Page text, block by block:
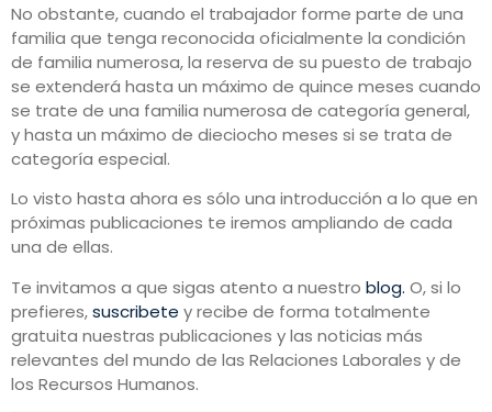
No obstante, cuando el trabajador forme parte de una
familia que tenga reconocida oficialmente la condición
de familia numerosa, la reserva de su puesto de trabajo
se extenderá hasta un máximo de quince meses cuando
se trate de una familia numerosa de categoría general,
y hasta un máximo de dieciocho meses si se trata de
categoría especial.
Lo visto hasta ahora es sólo una introducción a lo que en
próximas publicaciones te iremos ampliando de cada
una de ellas.
Te invitamos a que sigas atento a nuestro blog. O, si lo
prefieres,suscribete y recibe de forma totalmente
gratuita nuestras publicaciones y las noticias más
relevantes del mundo de las Relaciones Laborales y de
los Recursos Humanos.